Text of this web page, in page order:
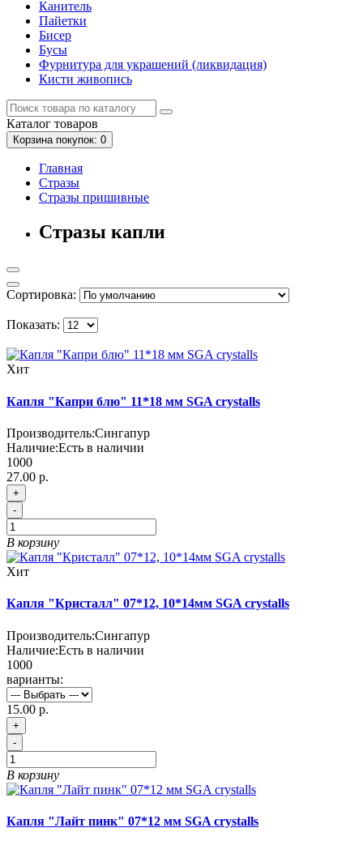
Канитель
Пайетки
Бисер
Бусы
Фурнитура для украшений (ликвидация)
Кисти живопись
Каталог товаров
Корзина покупок: 0
Главная
Стразы
Стразы пришивные
Стразы капли
Сортировка:
Показать:
Хит
Капля "Капри блю" 11*18 мм SGA crystalls
Производитель:Сингапур
Наличие:Есть в наличии
1000
27.00 р.
+
-
В корзину
Хит
Капля "Кристалл" 07*12, 10*14мм SGA crystalls
Производитель:Сингапур
Наличие:Есть в наличии
1000
варианты:
15.00 р.
+
-
В корзину
Капля "Лайт пинк" 07*12 мм SGA crystalls